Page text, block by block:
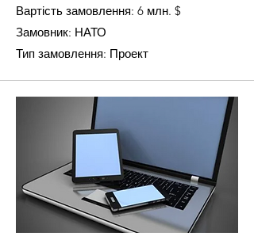
Вартість замовлення: 6 млн. $
Замовник: НАТО
Тип замовлення: Проект